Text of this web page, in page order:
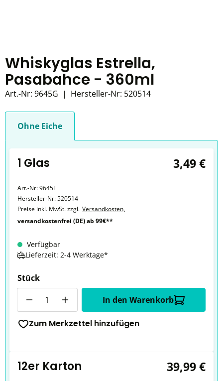
Whiskyglas Estrella,
Pasabahce - 360ml
Art.-Nr: 9645G | Hersteller-Nr: 520514
Ohne Eiche
1 Glas 3,49 €
Art.-Nr:9645E
Hersteller-Nr:520514
Preise inkl. MwSt. zzgl. Versandkosten,
versandkostenfrei (DE) ab 99€**
Verfügbar
Lieferzeit: 2-4 Werktage*
Stück
In den Warenkorb
Zum Merkzettel hinzufügen
12er Karton 39,99 €